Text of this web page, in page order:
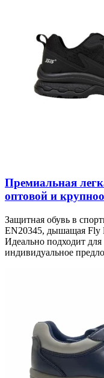
Премиальная
оптовой и
Защитная обувь в
EN20345, дышащая Fly
Идеально подходит
индивидуальное